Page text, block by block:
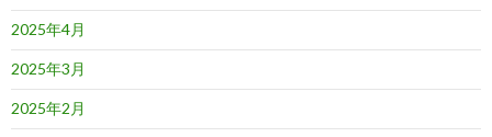
2025年4月
2025年3月
2025年2月